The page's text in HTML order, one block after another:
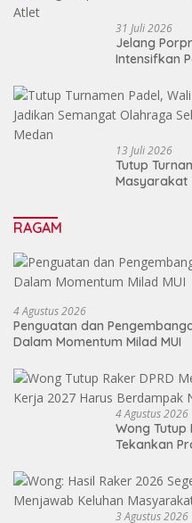
31 Juli 2026
Jelang
Intensifkan
13 Juli 2026
Tutup
Masyarakat
RAGAM
4 Agustus 2026
Penguatan dan
Dalam Momentum Milad MUI
4 Agustus 2026
Wong Tutup
Tekankan
3 Agustus 2026